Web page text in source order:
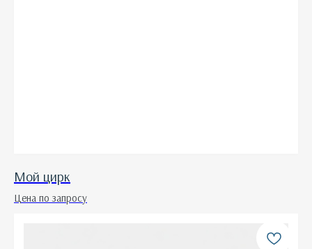
Мой цирк
Цена по запросу